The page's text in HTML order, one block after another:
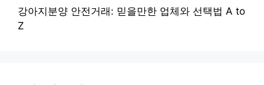
강아지분양 안전거래: 믿을만한 업체와 선택법 A to
Z